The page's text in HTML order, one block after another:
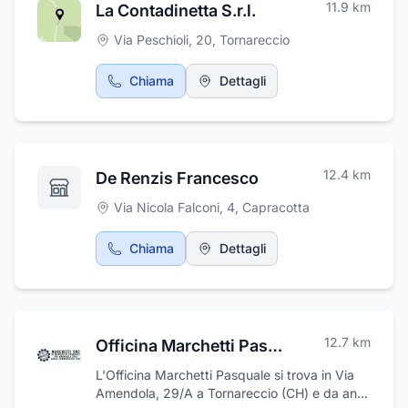
La Contadinetta S.r.l. 11.9 km
Via Peschioli, 20, Tornareccio
Chiama Dettagli
De Renzis Francesco 12.4 km
Via Nicola Falconi, 4, Capracotta
Chiama Dettagli
Officina Marchetti Pasquale 12.7 km
L'Officina Marchetti Pasquale si trova in Via
Amendola, 29/A a Tornareccio (CH) e da anni